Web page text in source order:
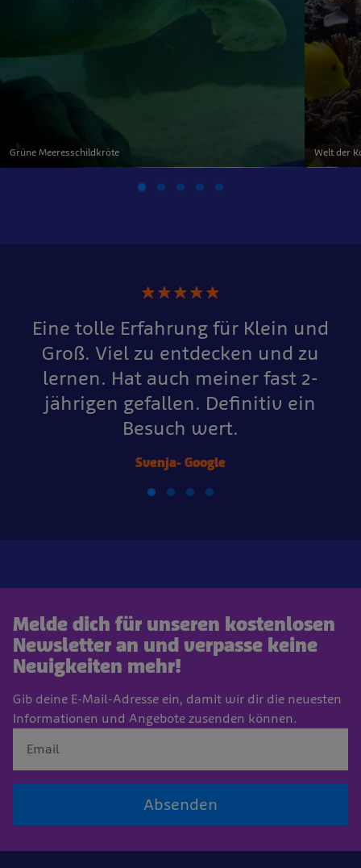
Grüne Meeresschildkröte Welt der
★★★★★
Eine tolle Erfahrung für Klein und
Groß. Viel zu entdecken und zu
lernen. Hat auch meiner fast 2-
jährigen gefallen. Definitiv ein
Besuch wert.
Svenja- Google
Melde dich für unseren kostenlosen
Newsletter an und verpasse keine
Neuigkeiten mehr!
Gib deine E-Mail-Adresse ein, damit wir dir die neuesten
Informationen und Angebote zusenden können.
Absenden